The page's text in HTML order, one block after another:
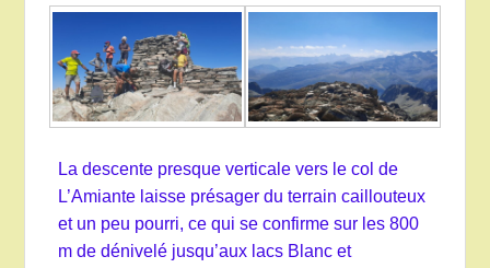
La descente presque verticale vers le col de
L’Amiante laisse présager du terrain caillouteux
et un peu pourri, ce qui se confirme sur les 800
m de dénivelé jusqu’aux lacs Blanc et